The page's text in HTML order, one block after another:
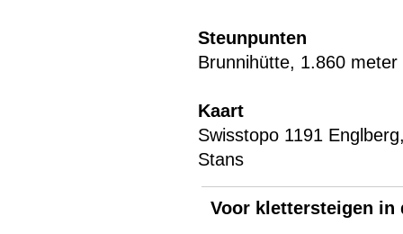
Steunpunten
Brunnihütte, 1.860 meter
Kaart
Swisstopo 1191
Stans
Voor klettersteigen in